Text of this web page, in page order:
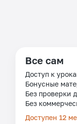
Все сам
Доступ к
Бонусные
Без проверки
Без
Доступен 12